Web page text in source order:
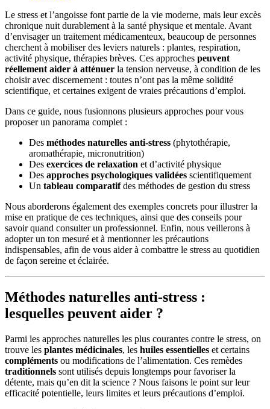
Le stress et l’angoisse font partie de la vie moderne, mais leur excès
chronique nuit durablement à la santé physique et mentale. Avant
d’envisager un traitement médicamenteux, beaucoup de personnes
cherchent à mobiliser des leviers naturels : plantes, respiration,
activité physique, thérapies brèves. Ces approches peuvent
réellement aider à atténuer la tension nerveuse, à condition de les
choisir avec discernement : toutes n’ont pas la même solidité
scientifique, et certaines exigent de vraies précautions d’emploi.
Dans ce guide, nous fusionnons plusieurs approches pour vous
proposer un panorama complet :
Des méthodes naturelles anti-stress (phytothérapie,
aromathérapie, micronutrition)
Des exercices de relaxation et d’activité physique
Des approches psychologiques validées scientifiquement
Un tableau comparatifdes méthodes de gestion du stress
Nous aborderons également des exemples concrets pour illustrer la
mise en pratique de ces techniques, ainsi que des conseils pour
savoir quand consulter un professionnel. Enfin, nous veillerons à
adopter un ton mesuré et à mentionner les précautions
indispensables, afin de vous aider à combattre le stress au quotidien
de façon sereine et éclairée.
Méthodes naturelles anti-stress :
lesquelles peuvent aider ?
Parmi les approches naturelles les plus courantes contre le stress, on
trouve les plantes médicinales, les huiles essentielles et certains
compléments ou modifications de l’alimentation. Ces remèdes
traditionnels sont utilisés depuis longtemps pour favoriser la
détente, mais qu’en dit la science ? Nous faisons le point sur leur
efficacité potentielle, leurs limites et leurs précautions d’emploi.